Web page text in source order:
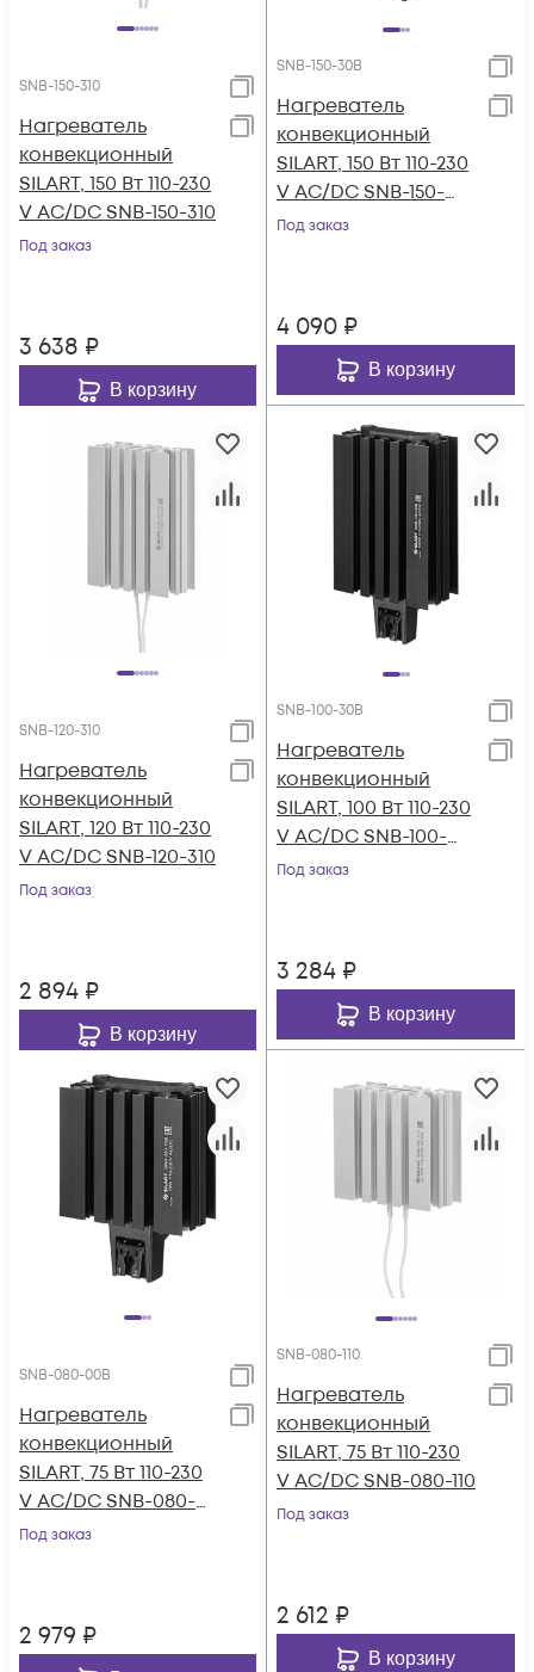
SNB-150-310
Нагреватель
конвекционный
SILART, 150 Вт 110-230
V AC/DC SNB-150-310
Под заказ
3 638 ₽
В корзину
SNB-150-30B
Нагреватель
конвекционный
SILART, 150 Вт 110-230
V AC/DC SNB-150-
30B
Под заказ
4 090 ₽
В корзину
SNB-120-310
Нагреватель
конвекционный
SILART, 120 Вт 110-230
V AC/DC SNB-120-310
Под заказ
2 894 ₽
В корзину
SNB-100-30B
Нагреватель
конвекционный
SILART, 100 Вт 110-230
V AC/DC SNB-100-
30B
Под заказ
3 284 ₽
В корзину
SNB-080-00B
Нагреватель
конвекционный
SILART, 75 Вт 110-230
V AC/DC SNB-080-
00B
Под заказ
2 979 ₽
SNB-080-110
Нагреватель
конвекционный
SILART, 75 Вт 110-230
V AC/DC SNB-080-110
Под заказ
2 612 ₽
В корзину